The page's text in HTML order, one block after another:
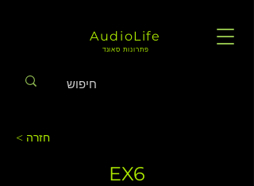
AudioLife
פתרונות סאונד
< חזרה
EX6